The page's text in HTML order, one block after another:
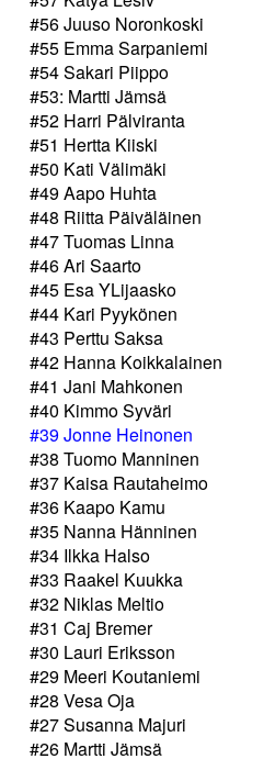
#56 Juuso Noronkoski
#55 Emma Sarpaniemi
#54 Sakari Piippo
#53: Martti Jämsä
#52 Harri Pälviranta
#51 Hertta Kiiski
#50 Kati Välimäki
#49 Aapo Huhta
#48 Riitta Päiväläinen
#47 Tuomas Linna
#46 Ari Saarto
#45 Esa YLijaasko
#44 Kari Pyykönen
#43 Perttu Saksa
#42 Hanna Koikkalainen
#41 Jani Mahkonen
#40 Kimmo Syväri
#39 Jonne Heinonen
#38 Tuomo Manninen
#37 Kaisa Rautaheimo
#36 Kaapo Kamu
#35 Nanna Hänninen
#34 Ilkka Halso
#33 Raakel Kuukka
#32 Niklas Meltio
#31 Caj Bremer
#30 Lauri Eriksson
#29 Meeri Koutaniemi
#28 Vesa Oja
#27 Susanna Majuri
#26 Martti Jämsä